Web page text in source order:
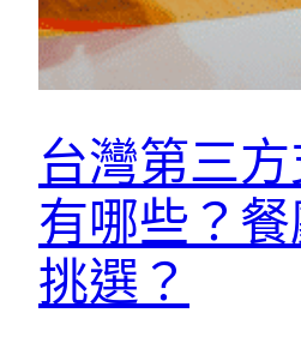
台灣第三
有哪些？
挑選？